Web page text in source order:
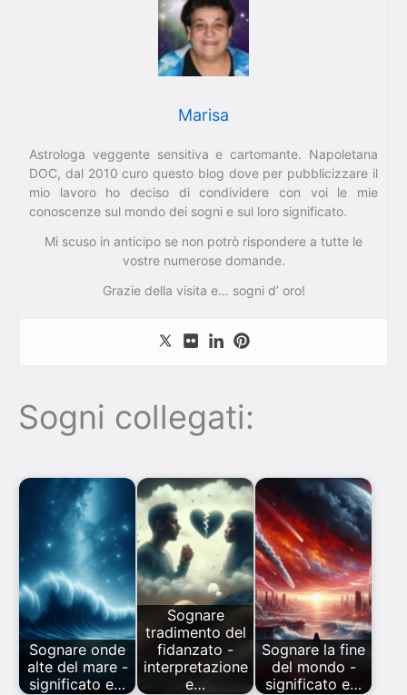
Marisa
Astrologa veggente sensitiva e cartomante. Napoletana
DOC, dal 2010 curo questo blog dove per pubblicizzare il
mio lavoro ho deciso di condividere con voi le mie
conoscenze sul mondo dei sogni e sul loro significato.
Mi scuso in anticipo se non potrò rispondere a tutte le
vostre numerose domande.
Grazie della visita e… sogni d’ oro!
Sogni collegati:
Sognare onde
alte del mare -
significato e…
Sognare
tradimento del
fidanzato -
interpretazione
e…
Sognare la fine
del mondo -
significato e…